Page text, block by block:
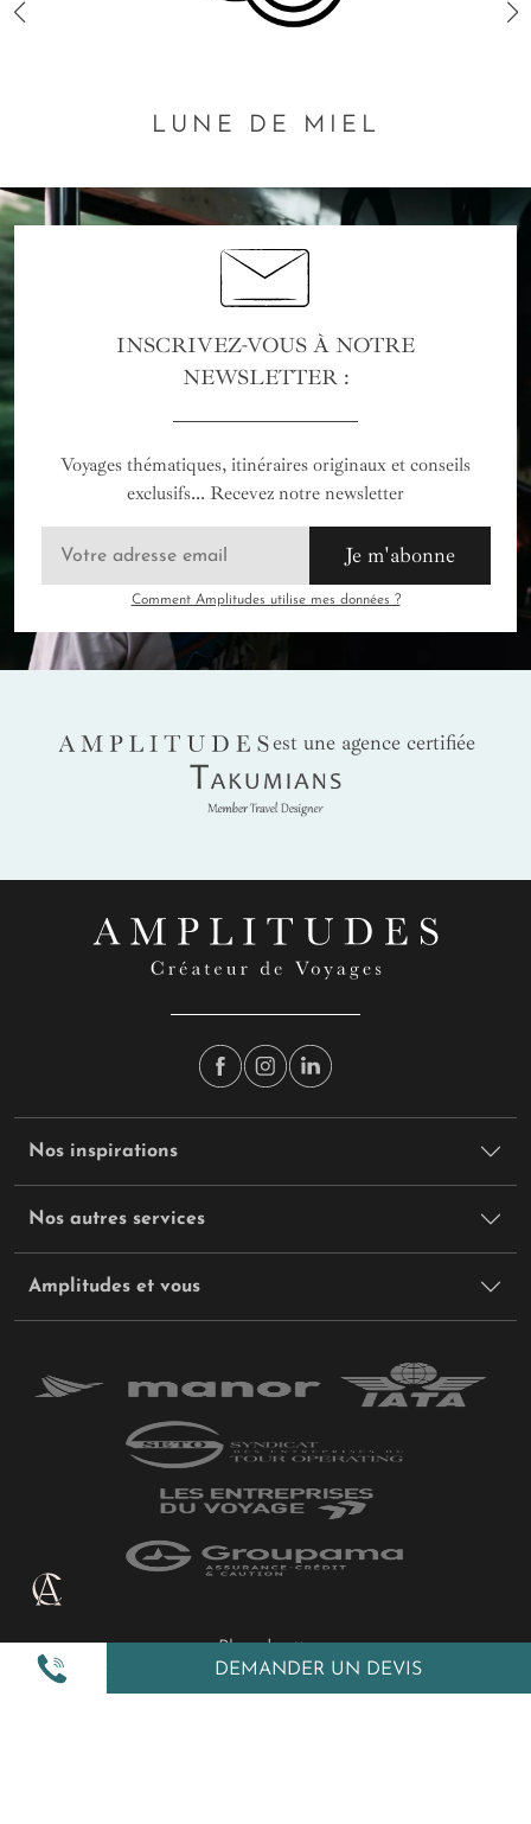
DEMANDER UN DEVIS
LUNE DE MIEL
INSCRIVEZ-VOUS À NOTRE
NEWSLETTER :
Voyages thématiques, itinéraires originaux et conseils
exclusifs... Recevez notre newsletter
Je m'abonne
Comment Amplitudes utilise mes données ?
AMPLITUDES
est une agence certifiée
Takumians
Nos inspirations
Nos autres services
Amplitudes et vous
Plan du site
Politique de confidentialité